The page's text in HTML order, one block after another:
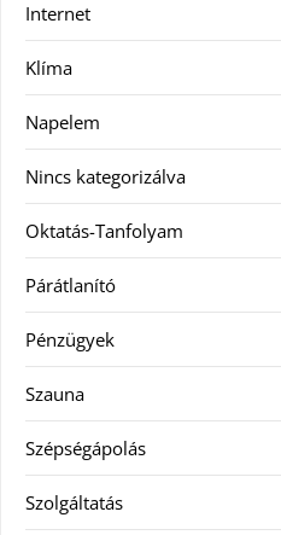
Internet
Klíma
Napelem
Nincs kategorizálva
Oktatás-Tanfolyam
Párátlanító
Pénzügyek
Szauna
Szépségápolás
Szolgáltatás